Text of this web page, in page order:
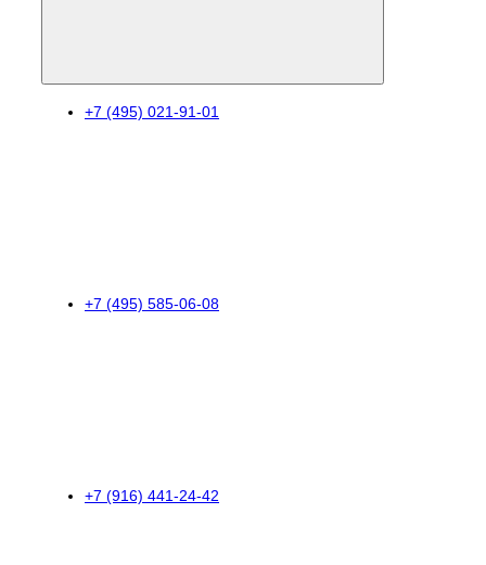
+7 (495) 021-91-01
+7 (495) 585-06-08
+7 (916) 441-24-42